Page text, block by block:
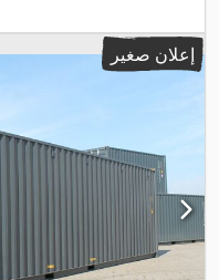
,
إعلان صغير